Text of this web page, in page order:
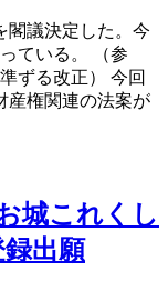
閣議決定した。今
ている。 （参
ずる改正） 今回
産権関連の法案が
城これくし
出願